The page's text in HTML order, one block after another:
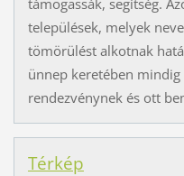
települések, melyek
tömörülést alkotnak
ünnep keretében
rendezvénynek és ott
Térkép